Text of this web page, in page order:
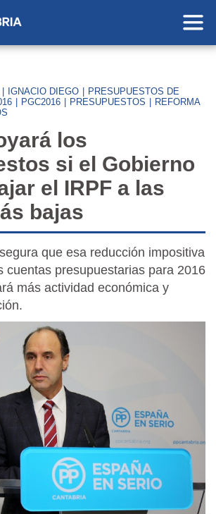
IGNACIO DIEGO
PRESUPUESTOS DE
PGC2016 PRESUPUESTOS
REFORMA
los
si el Gobierno
el IRPF a las
bajas
que esa reducción impositiva
cuentas presupuestarias para 2016
más actividad económica y